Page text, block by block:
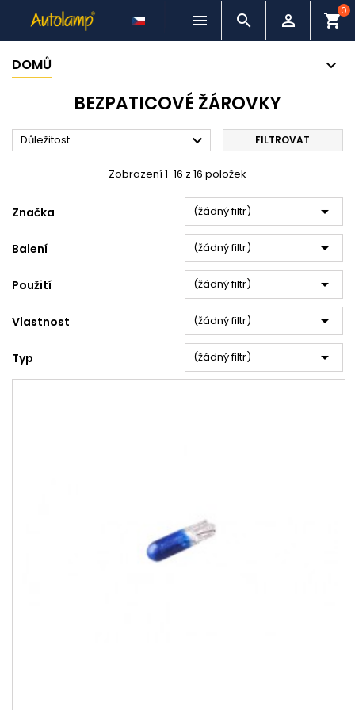
   shopping_cart
0
DOMŮ
BEZPATICOVÉ ŽÁROVKY
Důležitost  FILTROVAT
Zobrazení 1-16 z 16 položek
Značka (žádný filtr) 
Balení (žádný filtr) 
Použití (žádný filtr) 
Vlastnost (žádný filtr) 
Typ (žádný filtr) 